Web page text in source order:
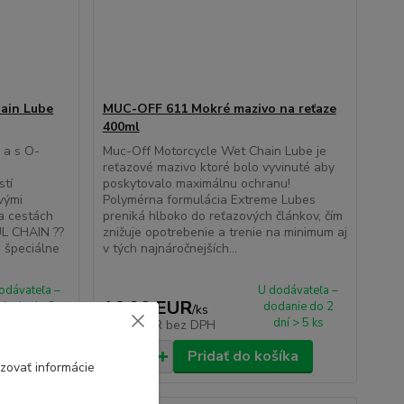
Lube
s O-
cestách
CHAIN ??
špeciálne
–
do 2
MUC-OFF 611 Mokré mazivo na reťaze
400ml
Muc-Off Motorcycle Wet Chain Lube je
reťazové mazivo ktoré bolo vyvinuté aby
poskytovalo maximálnu ochranu!
Polymérna formulácia Extreme Lubes
preniká hlboko do reťazových článkov, čím
znižuje opotrebenie a trenie na minimum aj
v tých najnáročnejších...
16,90 EUR/ks
13,74 EUR bez DPH
U dodávateľa –
dodanie do 2
dní > 5 ks
Pridať do košíka
informácie